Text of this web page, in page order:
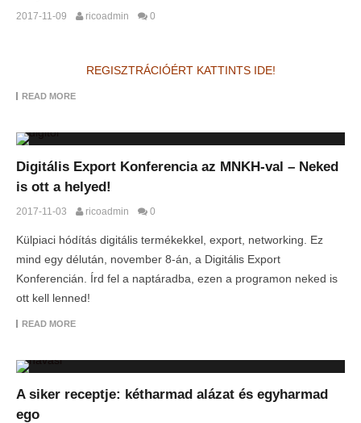
2017-11-09 ricoadmin 0
REGISZTRÁCIÓÉRT KATTINTS IDE!
READ MORE
Digitális Export Konferencia az MNKH-val – Neked
is ott a helyed!
2017-11-03 ricoadmin 0
Külpiaci hódítás digitális termékekkel, export, networking. Ez
mind egy délután, november 8-án, a Digitális Export
Konferencián. Írd fel a naptáradba, ezen a programon neked is
ott kell lenned!
READ MORE
A siker receptje: kétharmad alázat és egyharmad
ego